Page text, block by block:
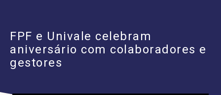
FPF e Univale celebram
aniversário com colaboradores e
gestores